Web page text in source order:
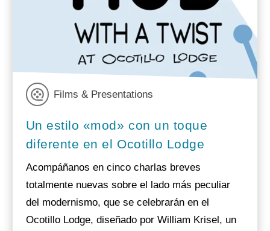
Films & Presentations
Un estilo «mod» con un toque
diferente en el Ocotillo Lodge
Acompáñanos en cinco charlas breves
totalmente nuevas sobre el lado más peculiar
del modernismo, que se celebrarán en el
Ocotillo Lodge, diseñado por William Krisel, un